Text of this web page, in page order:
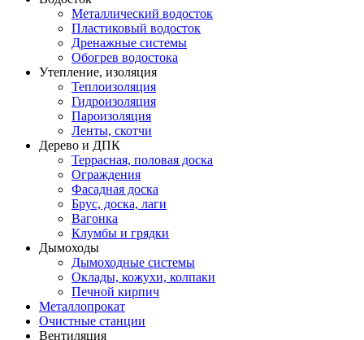
Металлический водосток
Пластиковый водосток
Дренажные системы
Обогрев водостока
Утепление, изоляция
Теплоизоляция
Гидроизоляция
Пароизоляция
Ленты, скотчи
Дерево и ДПК
Террасная, половая доска
Ограждения
Фасадная доска
Брус, доска, лаги
Вагонка
Клумбы и грядки
Дымоходы
Дымоходные системы
Оклады, кожухи, колпаки
Печной кирпич
Металлопрокат
Очистные станции
Вентиляция